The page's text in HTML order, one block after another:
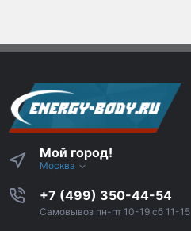
Мой город!
Москва
+7 (499) 350-44-54
Самовывоз пн-пт 10-19 сб 11-15